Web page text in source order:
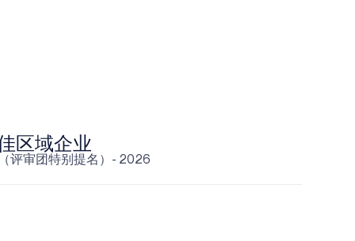
区域企业
评审团特别提名）- 2026